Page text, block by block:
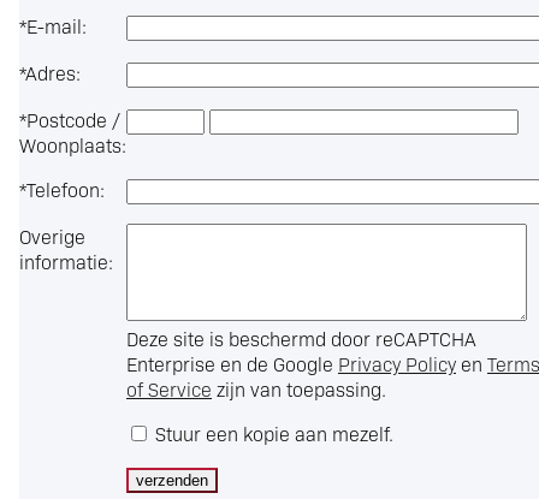
*E-mail:
*Adres:
*Postcode /
Woonplaats:
*Telefoon:
Overige
informatie:
Deze site is beschermd door reCAPTCHA
Enterprise en de Google Privacy Policy en Terms
of Service zijn van toepassing.
Stuur een kopie aan mezelf.